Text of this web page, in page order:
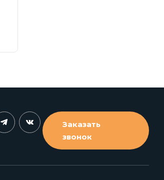
Заказать
звонок